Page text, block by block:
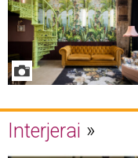
Interjerai